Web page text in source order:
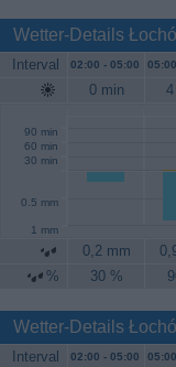
Wetter-Details
Interval 02:00 - 05:00
0 min
30 min
60 min
90 min
0.5 mm
1 mm
0,2 mm
%
30 %
Wetter-Details
Interval 02:00 - 05:00